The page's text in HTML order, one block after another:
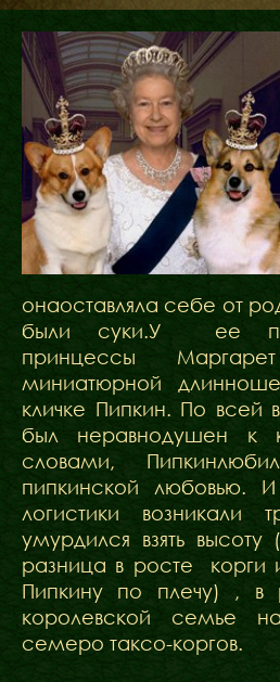
онаоставляла себе от
были суки.У ее
принцессы
миниатюрной
кличке Пипкин. По всей
был неравнодушен
словами,
пипкинской любовью.
логистики возникали
умурдился взять
разница в росте корги
Пипкину по плечу) , в
королевской семье
семеро таксо-коргов.
ФАКТИ
БЛОГ
ГАЛЕРЕЇ